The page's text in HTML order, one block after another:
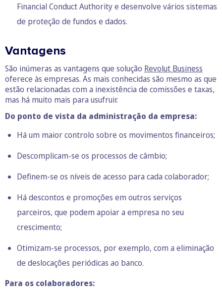
Financial Conduct Authority e desenvolve vários sistemas
de proteção de fundos e dados.
Vantagens
São inúmeras as vantagens que solução Revolut Business
oferece às empresas. As mais conhecidas são mesmo as que
estão relacionadas com a inexistência de comissões e taxas,
mas há muito mais para usufruir.
Do ponto de vista da administração da empresa:
Há um maior controlo sobre os movimentos financeiros;
Descomplicam-se os processos de câmbio;
Definem-se os níveis de acesso para cada colaborador;
Há descontos e promoções em outros serviços
parceiros, que podem apoiar a empresa no seu
crescimento;
Otimizam-se processos, por exemplo, com a eliminação
de deslocações periódicas ao banco.
Para os colaboradores: